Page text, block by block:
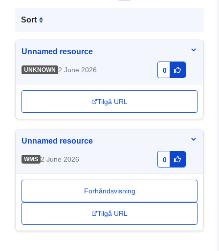
Sort
Unnamed resource
UNKNOWN 2 June 2026 0
Tilgå URL
Unnamed resource
WMS 2 June 2026 0
Forhåndsvisning
Tilgå URL